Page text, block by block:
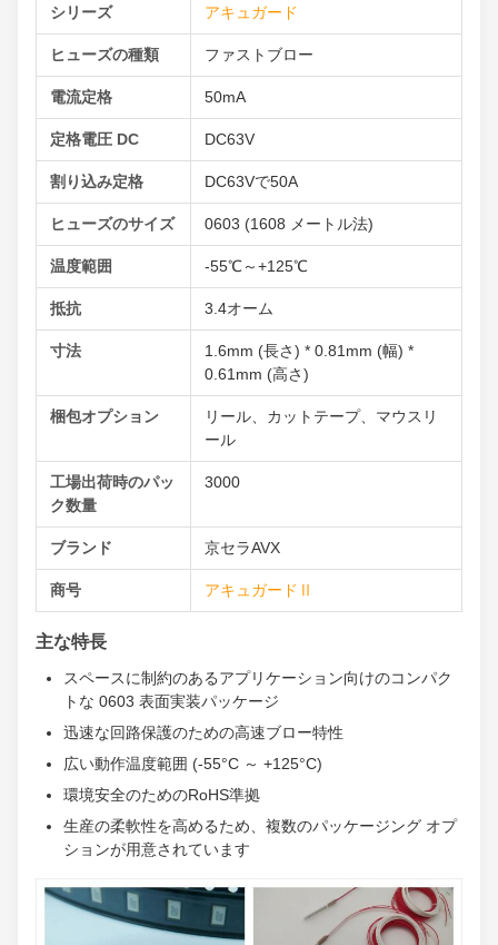
シリーズ アキュガード
ヒューズの種類 ファストブロー
電流定格 50mA
定格電圧 DC DC63V
割り込み定格 DC63Vで50A
ヒューズのサイズ 0603 (1608 メートル法)
温度範囲 -55℃～+125℃
抵抗 3.4オーム
寸法
1.6mm (長さ) * 0.81mm (幅) *
0.61mm (高さ)
梱包オプション
リール、カットテープ、マウスリ
ール
工場出荷時のパッ
ク数量
3000
ブランド 京セラAVX
商号 アキュガードⅡ
主な特長
スペースに制約のあるアプリケーション向けのコンパク
トな 0603 表面実装パッケージ
迅速な回路保護のための高速ブロー特性
広い動作温度範囲 (-55°C ～ +125°C)
環境安全のためのRoHS準拠
生産の柔軟性を高めるため、複数のパッケージング オプ
ションが用意されています